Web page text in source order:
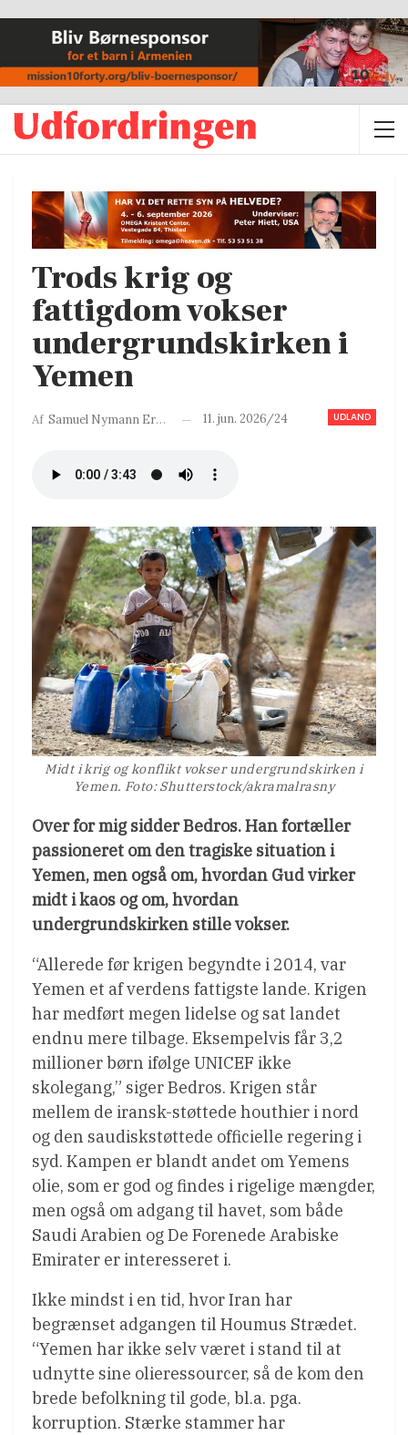
Trods krig og
fattigdom vokser
undergrundskirken i
Yemen
UDLAND
Af Samuel Nymann Eriksen 11. jun. 2026/24
Midt i krig og konflikt vokser undergrundskirken i
Yemen. Foto: Shutterstock/akramalrasny
Over for mig sidder Bedros. Han fortæller
passioneret om den tragiske situation i
Yemen, men også om, hvordan Gud virker
midt i kaos og om, hvordan
undergrundskirken stille vokser.
“Allerede før krigen begyndte i 2014, var
Yemen et af verdens fattigste lande. Krigen
har medført megen lidelse og sat landet
endnu mere tilbage. Eksempelvis får 3,2
millioner børn ifølge UNICEF ikke
skolegang,” siger Bedros. Krigen står
mellem de iransk-støttede houthier i nord
og den saudiskstøttede officielle regering i
syd. Kampen er blandt andet om Yemens
olie, som er god og findes i rigelige mængder,
men også om adgang til havet, som både
Saudi Arabien og De Forenede Arabiske
Emirater er interesseret i.
Ikke mindst i en tid, hvor Iran har
begrænset adgangen til Houmus Strædet.
“Yemen har ikke selv været i stand til at
udnytte sine olieressourcer, så de kom den
brede befolkning til gode, bl.a. pga.
korruption. Stærke stammer har